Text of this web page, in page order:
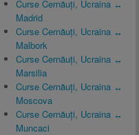
Curse Cernăuți, Ucraina ↔
Madrid
Curse Cernăuți, Ucraina ↔
Malbork
Curse Cernăuți, Ucraina ↔
Marsilia
Curse Cernăuți, Ucraina ↔
Moscova
Curse Cernăuți, Ucraina ↔
Muncaci